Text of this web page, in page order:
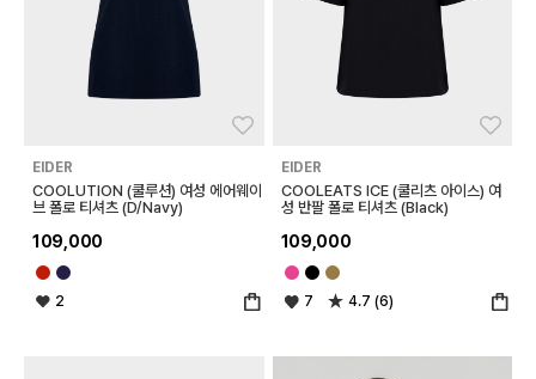
EIDER
COOLUTION (쿨루션) 여성 에어웨이
브 폴로 티셔츠 (D/Navy)
109,000
2
EIDER
COOLEATS ICE (쿨리츠 아이스) 여
성 반팔 폴로 티셔츠 (Black)
109,000
7 4.7 (6)